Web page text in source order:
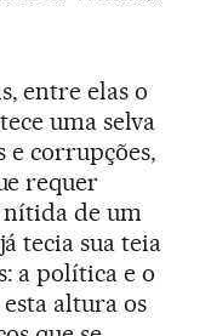
entre elas o
uma selva
e corrupções,
requer
de um
tecia sua teia
a política e o
altura os